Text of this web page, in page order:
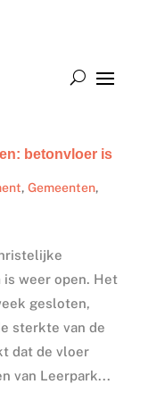
betonvloer is
, Gemeenten,
weer open. Het
gesloten,
sterkte van de
dat de vloer
van Leerpark...